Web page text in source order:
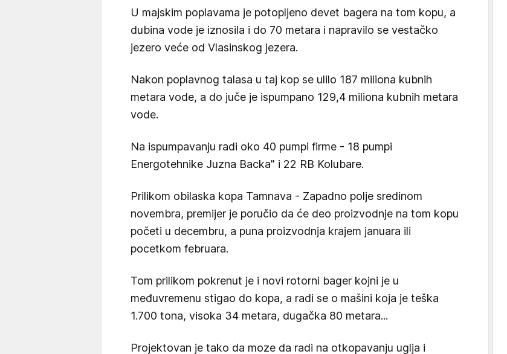
U majskim poplavama je potopljeno devet bagera na tom kopu, a
dubina vode je iznosila i do 70 metara i napravilo se vestačko
jezero veće od Vlasinskog jezera.
Nakon poplavnog talasa u taj kop se ulilo 187 miliona kubnih
metara vode, a do juče je ispumpano 129,4 miliona kubnih metara
vode.
Na ispumpavanju radi oko 40 pumpi firme - 18 pumpi
Energotehnike Juzna Backa" i 22 RB Kolubare.
Prilikom obilaska kopa Tamnava - Zapadno polje sredinom
novembra, premijer je poručio da će deo proizvodnje na tom kopu
početi u decembru, a puna proizvodnja krajem januara ili
pocetkom februara.
Tom prilikom pokrenut je i novi rotorni bager kojni je u
međuvremenu stigao do kopa, a radi se o mašini koja je teška
1.700 tona, visoka 34 metara, dugačka 80 metara...
Projektovan je tako da moze da radi na otkopavanju uglja i